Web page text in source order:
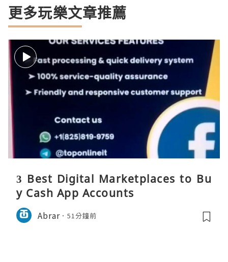
更多玩樂文章推薦
3 Best Digital Marketplaces to Bu
y Cash App Accounts
Abrar 51分鐘前